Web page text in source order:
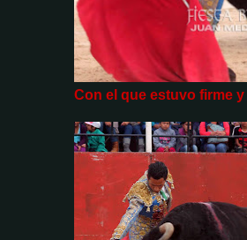
Con el que estuvo firme